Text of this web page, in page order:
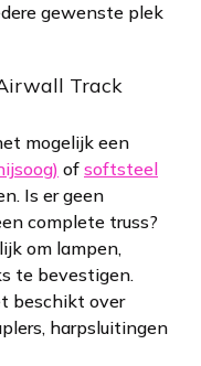
gewenste plek
Track
mogelijk een
of softsteel
Is er geen
complete truss?
om lampen,
te bevestigen.
beschikt over
harpsluitingen